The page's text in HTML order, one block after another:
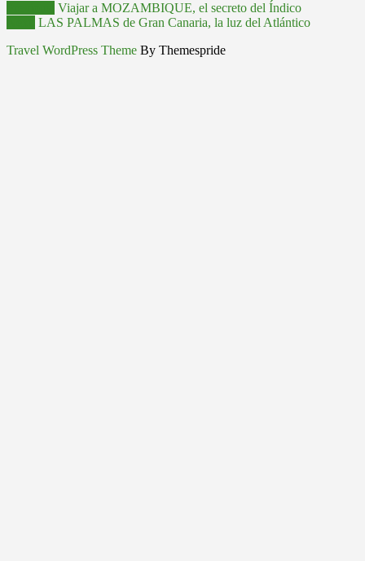
Viajar a MOZAMBIQUE, el secreto del Índico
LAS PALMAS de Gran Canaria, la luz del Atlántico
Travel WordPress Theme By Themespride